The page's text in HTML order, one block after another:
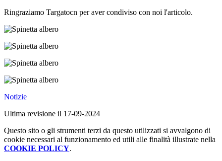
Ringraziamo Targatocn per aver condiviso con noi l'articolo.
Notizie
Ultima revisione il 17-09-2024
Questo sito o gli strumenti terzi da questo utilizzati si avvalgono di
cookie necessari al funzionamento ed utili alle finalità illustrate nella
COOKIE POLICY.